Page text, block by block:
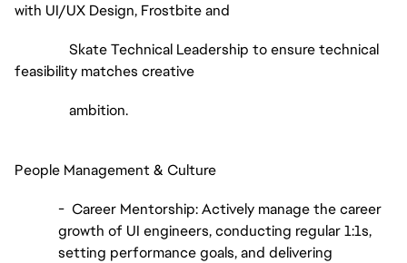
with UI/UX Design, Frostbite and
Skate Technical Leadership to ensure technical
feasibility matches creative
ambition.
People Management & Culture
- Career Mentorship: Actively manage the career
growth of UI engineers, conducting regular 1:1s,
setting performance goals, and delivering